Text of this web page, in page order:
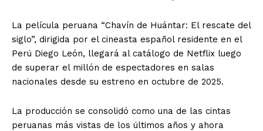
La película peruana “Chavín de Huántar: El rescate del
siglo”, dirigida por el cineasta español residente en el
Perú Diego León, llegará al catálogo de Netflix luego
de superar el millón de espectadores en salas
nacionales desde su estreno en octubre de 2025.
La producción se consolidó como una de las cintas
peruanas más vistas de los últimos años y ahora